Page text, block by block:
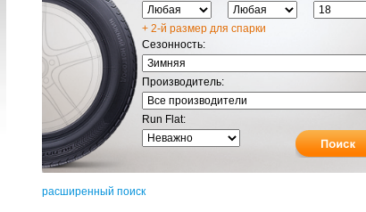
+ 2-й размер для спарки
Сезонность:
Производитель:
Run Flat:
расширенный поиск